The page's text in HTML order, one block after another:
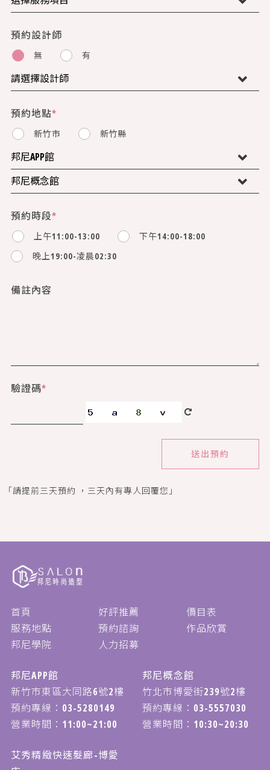
預約設計師
無 有
預約地點*
新竹市 新竹縣
預約時段*
上午11:00-13:00
下午14:00-18:00
晚上19:00-凌晨02:30
備註內容
驗證碼*
送出預約
「請提前三天預約 ，三天內有專人回覆您」
首頁 好評推薦
價目表
服務地點
預約諮詢
作品欣賞
邦尼學院
人力招募
邦尼APP館
新竹市東區大同路6號2樓
預約專線： 03-5280149
營業時間：11:00~21:00
邦尼概念館
竹北市博愛街239號2樓
預約專線： 03-5557030
營業時間：10:30~20:30
艾秀精緻快速髮廊-博愛